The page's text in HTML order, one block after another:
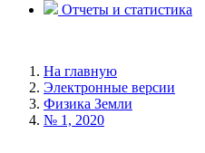
Отчеты и статистика
На главную
Электронные версии
Физика Земли
№ 1, 2020